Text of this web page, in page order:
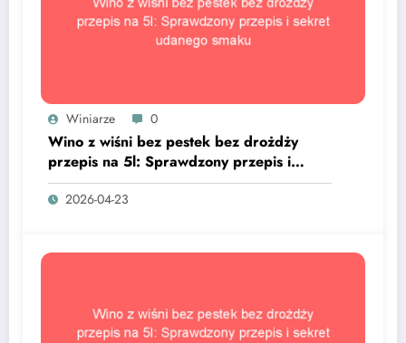
Winiarze 0
Wino z wiśni bez pestek bez drożdży
przepis na 5l: Sprawdzony przepis i
sekret udanego smaku
2026-04-23